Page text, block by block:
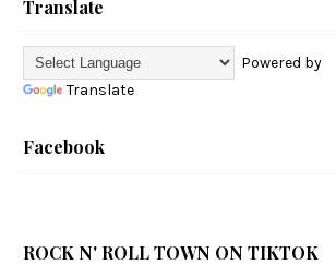
Translate
Powered by
Translate
Facebook
ROCK N' ROLL TOWN ON TIKTOK